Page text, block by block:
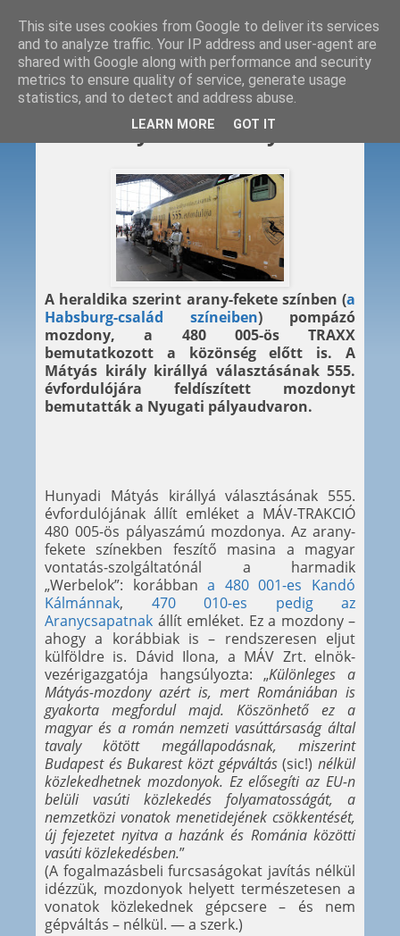
2013. 05. 02.
Itt a Mátyás-mozdony
A heraldika szerint arany-fekete színben (a
Habsburg-család színeiben) pompázó
mozdony, a 480 005-ös TRAXX
bemutatkozott a közönség előtt is. A
Mátyás király királlyá választásának 555.
évfordulójára feldíszített mozdonyt
bemutatták a Nyugati pályaudvaron.
Hunyadi Mátyás királlyá választásának 555.
évfordulójának állít emléket a MÁV-TRAKCIÓ
480 005-ös pályaszámú mozdonya. Az arany-
fekete színekben feszítő masina a magyar
vontatás-szolgáltatónál a harmadik
„Werbelok”: korábbana 480 001-es Kandó
Kálmánnak, 470 010-es pedig az
Aranycsapatnak állít emléket. Ez a mozdony –
ahogy a korábbiak is – rendszeresen eljut
külföldre is. Dávid Ilona, a MÁV Zrt. elnök-
vezérigazgatója hangsúlyozta: „Különleges a
Mátyás-mozdony azért is, mert Romániában is
gyakorta megfordul majd. Köszönhető ez a
magyar és a román nemzeti vasúttársaság által
tavaly kötött megállapodásnak, miszerint
Budapest és Bukarest közt gépváltás(sic!) nélkül
közlekedhetnek mozdonyok. Ez elősegíti az EU-n
belüli vasúti közlekedés folyamatosságát, a
nemzetközi vonatok menetidejének csökkentését,
új fejezetet nyitva a hazánk és Románia közötti
vasúti közlekedésben.”
(A fogalmazásbeli furcsaságokat javítás nélkül
idézzük, mozdonyok helyett természetesen a
vonatok közlekednek gépcsere – és nem
gépváltás – nélkül. — a szerk.)
This site uses cookies from Google to deliver its services
and to analyze traffic. Your IP address and user-agent are
shared with Google along with performance and security
metrics to ensure quality of service, generate usage
statistics, and to detect and address abuse.
LEARN MORE GOT IT